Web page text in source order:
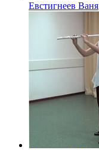
Евстигнеев Ваня